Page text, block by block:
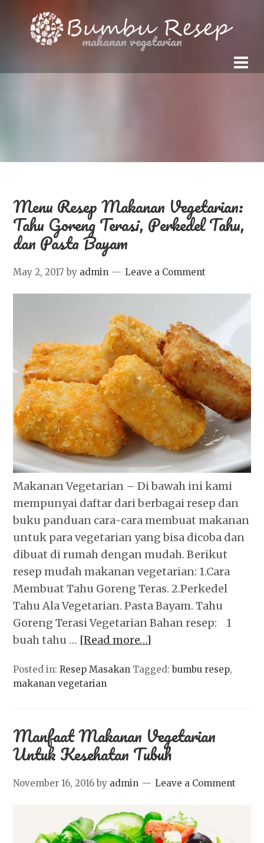
makanan vegetarian
Menu Resep Makanan Vegetarian:
Tahu Goreng Terasi, Perkedel Tahu,
dan Pasta Bayam
May 2, 2017 by admin Leave a Comment
Makanan Vegetarian – Di bawah ini kami
mempunyai daftar dari berbagai resep dan
buku panduan cara-cara membuat makanan
untuk para vegetarian yang bisa dicoba dan
dibuat di rumah dengan mudah. Berikut
resep mudah makanan vegetarian: 1.Cara
Membuat Tahu Goreng Teras. 2.Perkedel
Tahu Ala Vegetarian. Pasta Bayam. Tahu
Goreng Terasi Vegetarian Bahan resep: 1
buah tahu … [Read more…]
Posted in:Resep Masakan Tagged:bumbu resep,
makanan vegetarian
Manfaat Makanan Vegetarian
Untuk Kesehatan Tubuh
November 16, 2016 by admin Leave a Comment